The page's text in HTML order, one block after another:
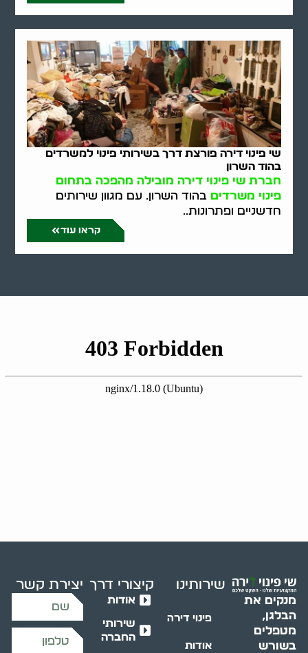
שי פינוי דירה פורצת דרך בשירותי פינוי למשרדים
בהוד השרון
חברת שי פינוי דירה מובילה מהפכה בתחום
פינוי משרדים בהוד השרון. עם מגוון שירותים
חדשניים ופתרונות..
קראו עוד
מנקים את
הבלגן,
מטפלים
בשורש
שירותינו
פינוי דירה
אודות
קיצורי דרך
אודות
שירותי
החברה
יצירת קשר